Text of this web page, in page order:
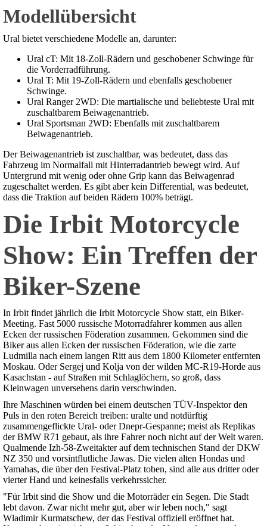
Modellübersicht
Ural bietet verschiedene Modelle an, darunter:
Ural cT: Mit 18-Zoll-Rädern und geschobener Schwinge für
die Vorderradführung.
Ural T: Mit 19-Zoll-Rädern und ebenfalls geschobener
Schwinge.
Ural Ranger 2WD: Die martialische und beliebteste Ural mit
zuschaltbarem Beiwagenantrieb.
Ural Sportsman 2WD: Ebenfalls mit zuschaltbarem
Beiwagenantrieb.
Der Beiwagenantrieb ist zuschaltbar, was bedeutet, dass das
Fahrzeug im Normalfall mit Hinterradantrieb bewegt wird. Auf
Untergrund mit wenig oder ohne Grip kann das Beiwagenrad
zugeschaltet werden. Es gibt aber kein Differential, was bedeutet,
dass die Traktion auf beiden Rädern 100% beträgt.
Die Irbit Motorcycle
Show: Ein Treffen der
Biker-Szene
In Irbit findet jährlich die Irbit Motorcycle Show statt, ein Biker-
Meeting. Fast 5000 russische Motorradfahrer kommen aus allen
Ecken der russischen Föderation zusammen. Gekommen sind die
Biker aus allen Ecken der russischen Föderation, wie die zarte
Ludmilla nach einem langen Ritt aus dem 1800 Kilometer entfernten
Moskau. Oder Sergej und Kolja von der wilden MC-R19-Horde aus
Kasachstan - auf Straßen mit Schlaglöchern, so groß, dass
Kleinwagen unversehens darin verschwinden.
Ihre Maschinen würden bei einem deutschen TÜV-Inspektor den
Puls in den roten Bereich treiben: uralte und notdürftig
zusammengeflickte Ural- oder Dnepr-Gespanne; meist als Replikas
der BMW R71 gebaut, als ihre Fahrer noch nicht auf der Welt waren.
Qualmende Izh-58-Zweitakter auf dem technischen Stand der DKW
NZ 350 und vorsintflutliche Jawas. Die vielen alten Hondas und
Yamahas, die über den Festival-Platz toben, sind alle aus dritter oder
vierter Hand und keinesfalls verkehrssicher.
"Für Irbit sind die Show und die Motorräder ein Segen. Die Stadt
lebt davon. Zwar nicht mehr gut, aber wir leben noch," sagt
Wladimir Kurmatschew, der das Festival offiziell eröffnet hat.